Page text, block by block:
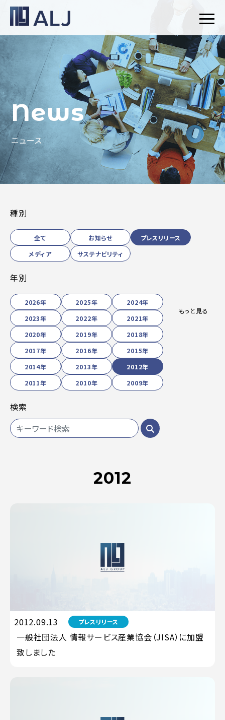
News
ニュース
種別
全て お知らせ
プレスリリース
メディア
サステナビリティ
年別
2026年 2025年
2024年
2023年
2022年
2021年
2020年
2019年
2018年
2017年
2016年
2015年
2014年
2013年
2012年
2011年
2010年 2009年
もっと見る
検索
2012
2012.09.13 プレスリリース
一般社団法人 情報サービス産業協会（JISA）に加盟
致しました